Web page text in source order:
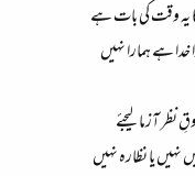
یہ وقت کی بات ہے
خدا ہے ہمارا نہیں
نظر آزما لیجئے
نہیں یا نظارہ نہیں